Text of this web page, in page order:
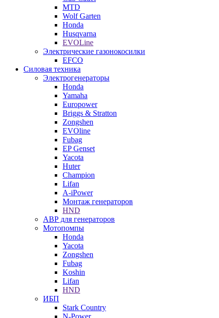
MTD
Wolf Garten
Honda
Husqvarna
EVOLine
Электрические газонокосилки
EFCO
Силовая техника
Электрогенераторы
Honda
Yamaha
Europower
Briggs & Stratton
Zongshen
EVOline
Fubag
EP Genset
Yacota
Huter
Champion
Lifan
A-iPower
Монтаж генераторов
HND
АВР для генераторов
Мотопомпы
Honda
Yacota
Zongshen
Fubag
Koshin
Lifan
HND
ИБП
Stark Country
N-Power